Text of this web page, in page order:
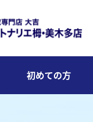
初めての方